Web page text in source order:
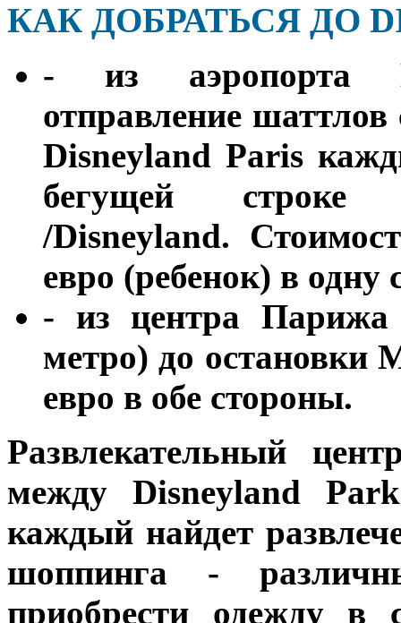
КАК ДОБРАТЬСЯ ДО
- из аэропорта
отправление
Disneyland Paris
бегущей строке
/Disneyland.
евро (ребенок) в одну
- из центра Парижа
метро) до остановки
евро в обе стороны.
Развлекательный
между Disneyland
каждый найдет
шоппинга -
приобрести одежду в